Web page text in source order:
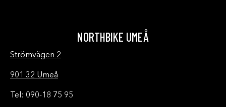
NORTHBIKE UMEÅ
Strömvägen 2
901 32 Umeå
Tel: 090-18 75 95